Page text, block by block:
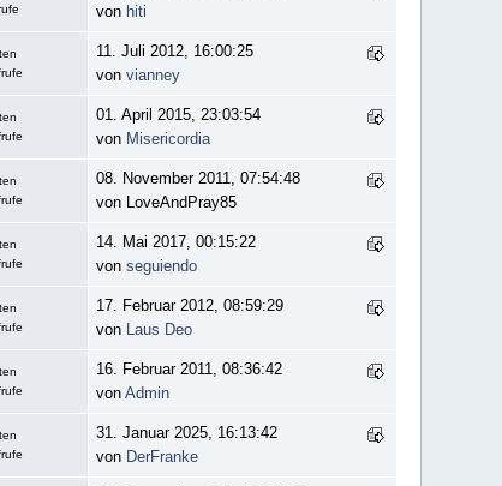
von hiti
11. Juli 2012, 16:00:25
vonvianney
01. April 2015, 23:03:54
von Misericordia
08. November 2011, 07:54:48
von LoveAndPray85
14. Mai 2017, 00:15:22
vonseguiendo
17. Februar 2012, 08:59:29
von Laus Deo
16. Februar 2011, 08:36:42
vonAdmin
31. Januar 2025, 16:13:42
von DerFranke